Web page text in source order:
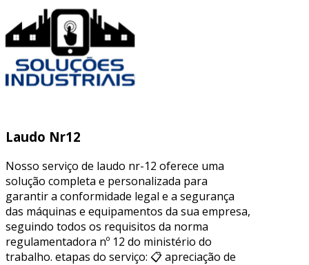
Laudo Nr12
Nosso serviço de laudo nr-12 oferece uma
solução completa e personalizada para
garantir a conformidade legal e a segurança
das máquinas e equipamentos da sua empresa,
seguindo todos os requisitos da norma
regulamentadora nº 12 do ministério do
trabalho. etapas do serviço: 📋 apreciação de